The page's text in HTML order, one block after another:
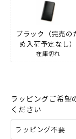
ブラック（完売の
め入荷予定なし）
在庫切れ
ラッピングご希望
ください